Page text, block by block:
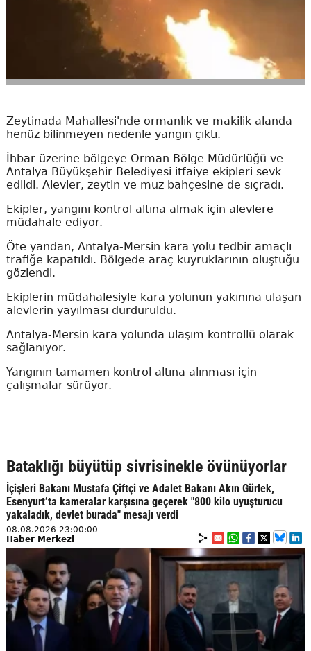
Zeytinada Mahallesi'nde ormanlık ve makilik alanda
henüz bilinmeyen nedenle yangın çıktı.
İhbar üzerine bölgeye Orman Bölge Müdürlüğü ve
Antalya Büyükşehir Belediyesi itfaiye ekipleri sevk
edildi. Alevler, zeytin ve muz bahçesine de sıçradı.
Ekipler, yangını kontrol altına almak için alevlere
müdahale ediyor.
Öte yandan, Antalya-Mersin kara yolu tedbir amaçlı
trafiğe kapatıldı. Bölgede araç kuyruklarının oluştuğu
gözlendi.
Ekiplerin müdahalesiyle kara yolunun yakınına ulaşan
alevlerin yayılması durduruldu.
Antalya-Mersin kara yolunda ulaşım kontrollü olarak
sağlanıyor.
Yangının tamamen kontrol altına alınması için
çalışmalar sürüyor.
Bataklığı büyütüp sivrisinekle övünüyorlar
İçişleri Bakanı Mustafa Çiftçi ve Adalet Bakanı Akın Gürlek,
Esenyurt’ta kameralar karşısına geçerek "800 kilo uyuşturucu
yakaladık, devlet burada" mesajı verdi
08.08.2026 23:00:00
Haber Merkezi